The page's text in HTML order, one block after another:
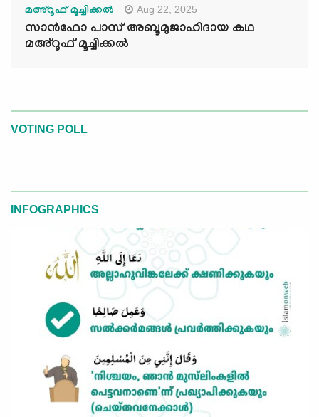
മഅ്റൂഫ് മൂച്ചിക്കല്‍ Aug 22, 2025
സാൻഫോ പാസ് അബൂമുജാഹിദായ കഥ
മഅ്റൂഫ് മൂച്ചിക്കല്‍
VOTING POLL
INFOGRAPHICS